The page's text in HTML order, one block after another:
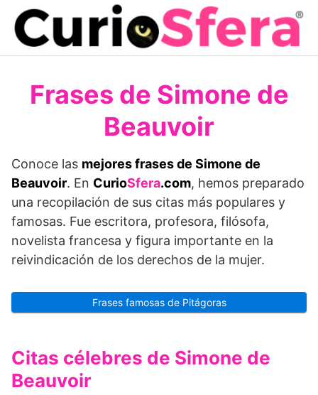
Saltar
contenido
Frases de Simone de
Beauvoir
Conoce las mejores frases de Simone de
Beauvoir. En CurioSfera.com, hemos preparado
una recopilación de sus citas más populares y
famosas. Fue escritora, profesora, filósofa,
novelista francesa y figura importante en la
reivindicación de los derechos de la mujer.
Frases famosas de Pitágoras
Citas célebres de Simone de
Beauvoir